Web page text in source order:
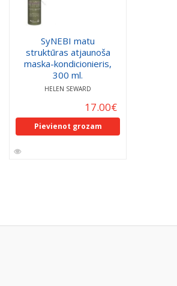
SyNEBI matu
struktūras atjaunoša
maska-kondicionieris,
300 ml.
HELEN SEWARD
17.00€
Pievienot grozam